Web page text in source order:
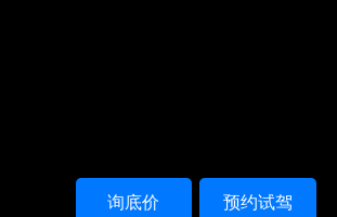
预约试驾
询底价